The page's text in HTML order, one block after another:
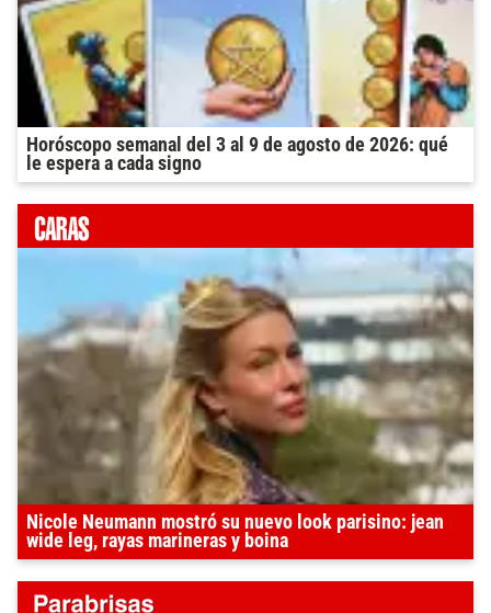
Horóscopo semanal del 3 al 9 de agosto de 2026: qué
le espera a cada signo
Nicole Neumann mostró su nuevo look parisino: jean
wide leg, rayas marineras y boina